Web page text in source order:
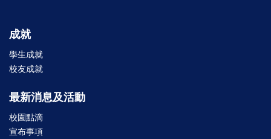
成就
學生成就
校友成就
最新消息及活動
校園點滴
宣布事項